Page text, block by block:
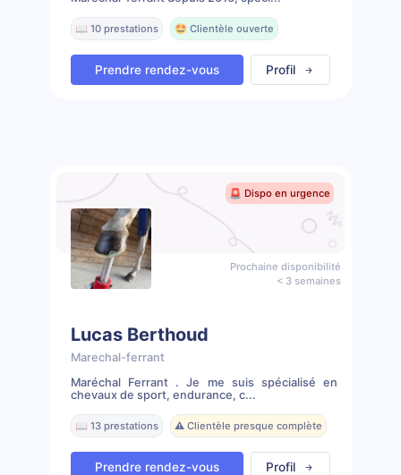
📖 10 prestations 🤩 Clientèle ouverte
Prendre rendez-vous Profil
🚨 Dispo en urgence
Prochaine disponibilité
< 3 semaines
Lucas Berthoud
Marechal-ferrant
Maréchal Ferrant . Je me suis spécialisé en
chevaux de sport, endurance, c...
📖 13 prestations ⚠️ Clientèle presque complète
Prendre rendez-vous Profil